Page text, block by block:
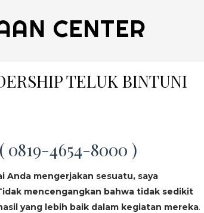
CENTER
TELUK BINTUNI
0819-4654-8000 )
Anda mengerjakan sesuatu, saya
mencengangkan bahwa tidak sedikit
yang lebih baik dalam kegiatan mereka.